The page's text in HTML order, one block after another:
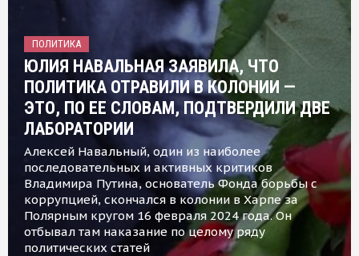
ПОЛИТИКА
ЮЛИЯ НАВАЛЬНАЯ ЗАЯВИЛА, ЧТО
ПОЛИТИКА ОТРАВИЛИ В КОЛОНИИ —
ЭТО, ПО ЕЕ СЛОВАМ, ПОДТВЕРДИЛИ ДВЕ
ЛАБОРАТОРИИ
Алексей Навальный, один из наиболее
последовательных и активных критиков
Владимира Путина, основатель Фонда борьбы с
коррупцией, скончался в колонии в Харпе за
Полярным кругом 16 февраля 2024 года. Он
отбывал там наказание по целому ряду
политических статей